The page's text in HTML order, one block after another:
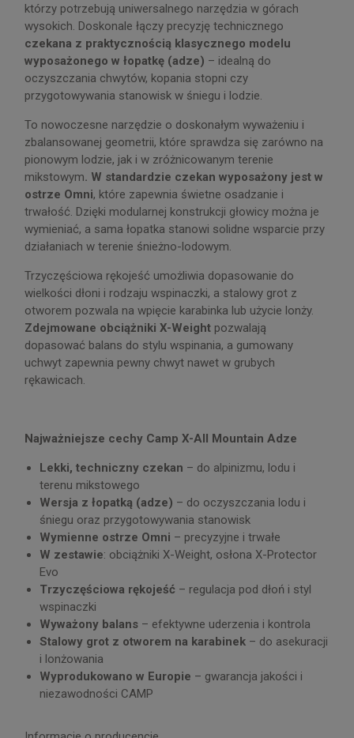
którzy potrzebują uniwersalnego narzędzia w górach
wysokich. Doskonale łączy precyzję technicznego
czekana z praktycznością klasycznego modelu
wyposażonego w łopatkę (adze) – idealną do
oczyszczania chwytów, kopania stopni czy
przygotowywania stanowisk w śniegu i lodzie.
To nowoczesne narzędzie o doskonałym wyważeniu i
zbalansowanej geometrii, które sprawdza się zarówno na
pionowym lodzie, jak i w zróżnicowanym terenie
mikstowym. W standardzie czekan wyposażony jest w
ostrze Omni, które zapewnia świetne osadzanie i
trwałość. Dzięki modularnej konstrukcji głowicy można je
wymieniać, a sama łopatka stanowi solidne wsparcie przy
działaniach w terenie śnieżno-lodowym.
Trzyczęściowa rękojeść umożliwia dopasowanie do
wielkości dłoni i rodzaju wspinaczki, a stalowy grot z
otworem pozwala na wpięcie karabinka lub użycie lonży.
Zdejmowane obciążniki X-Weight pozwalają
dopasować balans do stylu wspinania, a gumowany
uchwyt zapewnia pewny chwyt nawet w grubych
rękawicach.
Najważniejsze cechy Camp X-All Mountain Adze
Lekki, techniczny czekan – do alpinizmu, lodu i
terenu mikstowego
Wersja z łopatką (adze) – do oczyszczania lodu i
śniegu oraz przygotowywania stanowisk
Wymienne ostrze Omni – precyzyjne i trwałe
W zestawie: obciążniki X-Weight, osłona X-Protector
Evo
Trzyczęściowa rękojeść – regulacja pod dłoń i styl
wspinaczki
Wyważony balans – efektywne uderzenia i kontrola
Stalowy grot z otworem na karabinek – do asekuracji
i lonżowania
Wyprodukowano w Europie – gwarancja jakości i
niezawodności CAMP